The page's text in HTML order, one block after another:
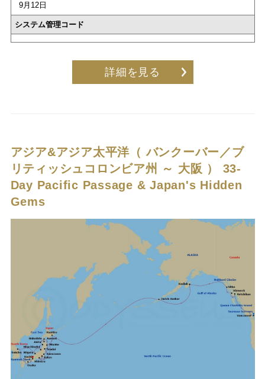
9月12日
システム管理コード
詳細を見る
アジア&アジア太平洋（ バンクーバー／ブ
リティッシュコロンビア州 ～ 大阪 ） 33-
Day Pacific Passage & Japan's Hidden
Gems